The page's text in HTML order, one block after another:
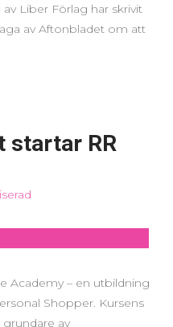
Liber Förlag har skrivit
av Aftonbladet om att
startar RR
Academy – en utbildning
Shopper. Kursens
grundare av